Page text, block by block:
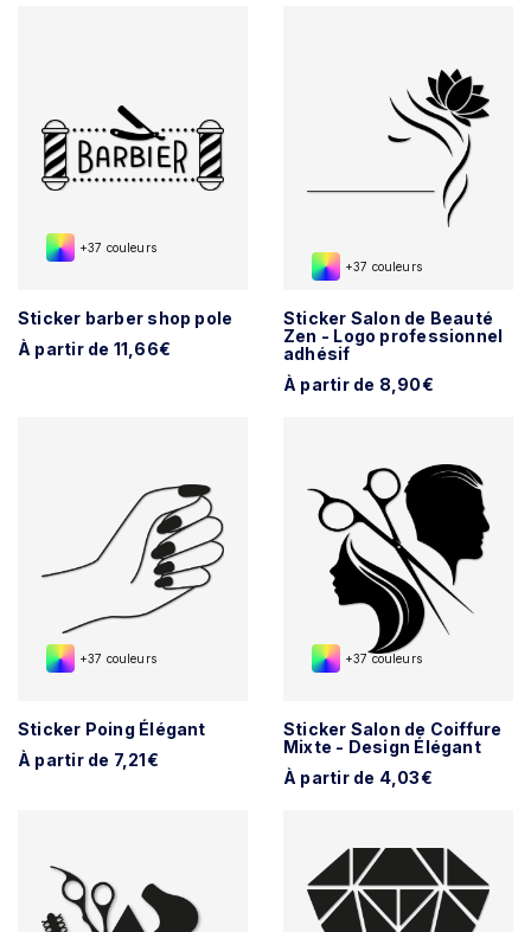
+37 couleurs
Sticker barber shop pole
À partir de 11,66€
+37 couleurs
Sticker Salon de Beauté
Zen - Logo professionnel
adhésif
À partir de 8,90€
+37 couleurs
Sticker Poing Élégant
À partir de 7,21€
+37 couleurs
Sticker Salon de Coiffure
Mixte - Design Élégant
À partir de 4,03€